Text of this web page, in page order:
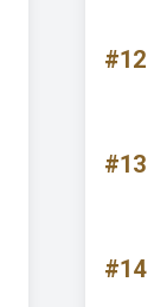
#12
#13
#14